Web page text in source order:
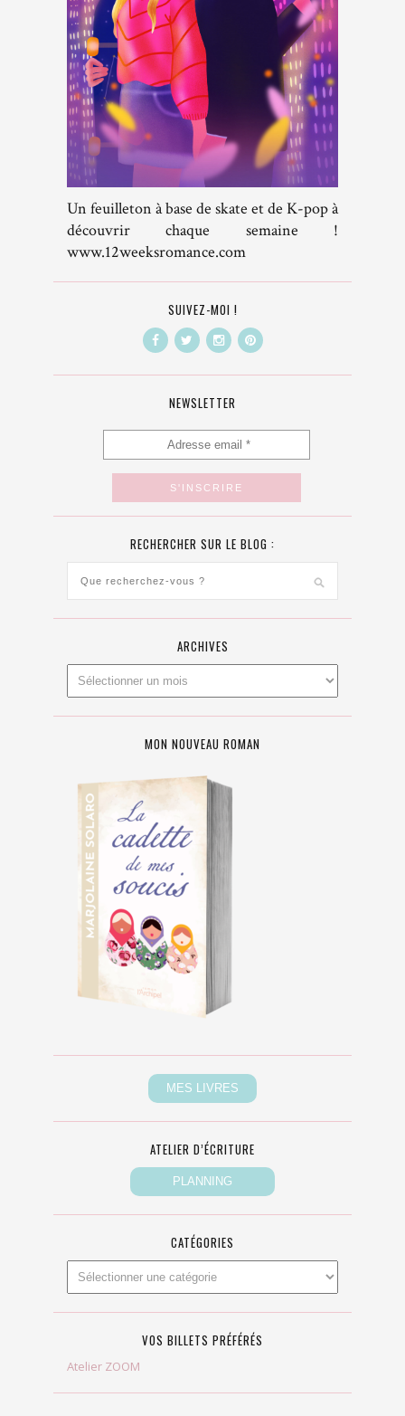
Un feuilleton à base de skate et de K-pop à
découvrir chaque semaine !
www.12weeksromance.com
SUIVEZ-MOI !
NEWSLETTER
RECHERCHER SUR LE BLOG :
ARCHIVES
MON NOUVEAU ROMAN
ATELIER D’ÉCRITURE
CATÉGORIES
VOS BILLETS PRÉFÉRÉS
Atelier ZOOM